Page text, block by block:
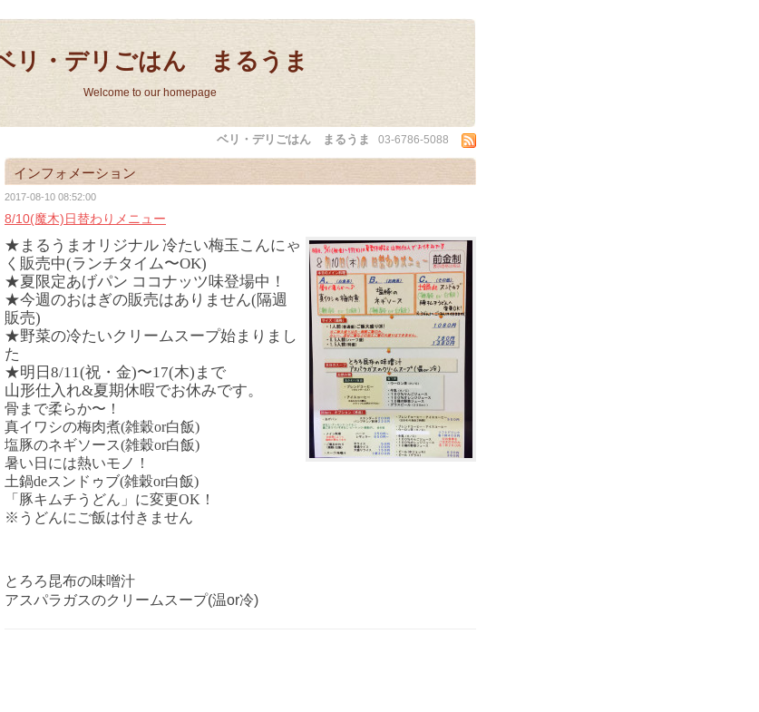
リ・デリごはん まるうま
Welcome to our homepage
ベリ・デリごはん まるうま 03-6786-5088
インフォメーション
2017-08-10 08:52:00
8/10(魔木)日替わりメニュー
★まるうまオリジナル 冷たい梅玉こんにゃ
く販売中(ランチタイム〜OK)
★夏限定あげパン ココナッツ味登場中！
★今週のおはぎの販売はありません(隔週
販売)
★野菜の冷たいクリームスープ始まりまし
た
★明日8/11(祝・金)〜17(木)まで
山形仕入れ&夏期休暇でお休みです。
骨まで柔らか〜！
真イワシの梅肉煮(雑穀or白飯)
塩豚のネギソース(雑穀or白飯)
暑い日には熱いモノ！
土鍋deスンドゥブ(雑穀or白飯)
「豚キムチうどん」に変更OK！
※うどんにご飯は付きません
とろろ昆布の味噌汁
アスパラガスのクリームスープ(温or冷)